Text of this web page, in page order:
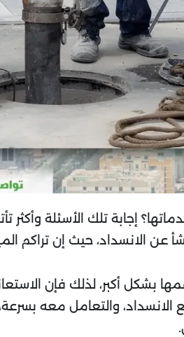
إجابة تلك الأسئلة وأكثر
عن الانسداد، حيث إن تراكم
بشكل أكبر، لذلك فإن
الانسداد، والتعامل معه